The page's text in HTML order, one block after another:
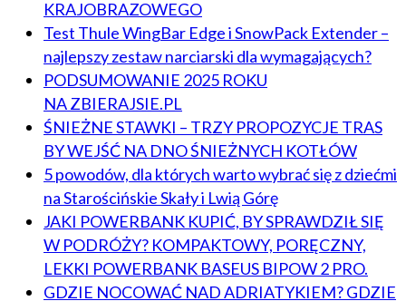
KRAJOBRAZOWEGO
Test Thule WingBar Edge i SnowPack Extender –
najlepszy zestaw narciarski dla wymagających?
PODSUMOWANIE 2025 ROKU
NA ZBIERAJSIE.PL
ŚNIEŻNE STAWKI – TRZY PROPOZYCJE TRAS
BY WEJŚĆ NA DNO ŚNIEŻNYCH KOTŁÓW
5 powodów, dla których warto wybrać się z dziećmi
na Starościńskie Skały i Lwią Górę
JAKI POWERBANK KUPIĆ, BY SPRAWDZIŁ SIĘ
W PODRÓŻY? KOMPAKTOWY, PORĘCZNY,
LEKKI POWERBANK BASEUS BIPOW 2 PRO.
GDZIE NOCOWAĆ NAD ADRIATYKIEM? GDZIE